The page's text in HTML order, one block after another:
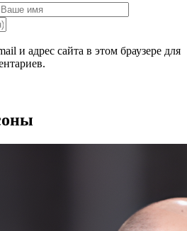
и адрес сайта в этом браузере для